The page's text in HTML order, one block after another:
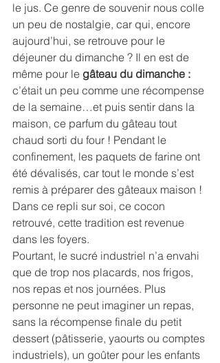
le jus. Ce genre de souvenir nous colle
un peu de nostalgie, car qui, encore
aujourd’hui, se retrouve pour le
déjeuner du dimanche ? Il en est de
même pour le gâteau du dimanche :
c’était un peu comme une récompense
de la semaine…et puis sentir dans la
maison, ce parfum du gâteau tout
chaud sorti du four ! Pendant le
confinement, les paquets de farine ont
été dévalisés, car tout le monde s’est
remis à préparer des gâteaux maison !
Dans ce repli sur soi, ce cocon
retrouvé, cette tradition est revenue
dans les foyers.
Pourtant, le sucré industriel n’a envahi
que de trop nos placards, nos frigos,
nos repas et nos journées. Plus
personne ne peut imaginer un repas,
sans la récompense finale du petit
dessert (pâtisserie, yaourts ou comptes
industriels), un goûter pour les enfants